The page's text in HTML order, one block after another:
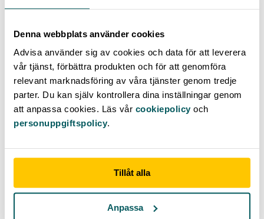
Denna webbplats använder cookies
Advisa använder sig av cookies och data för att leverera
vår tjänst, förbättra produkten och för att genomföra
relevant marknadsföring av våra tjänster genom tredje
parter. Du kan själv kontrollera dina inställningar genom
att anpassa cookies. Läs vår cookiepolicyoch
personuppgiftspolicy.
Tillåt alla
Anpassa
Hur du undviker att få för många
kreditupplysningar
Det du absolut bör undvika är att fortsätta ansöka om lån på lån trots
att du får avslag. För varje låneansökan registreras allt fler
förfrågningar vilket blir en ond cirkel där din kreditvärdighet
Istället finns det ett par tips som du bör ha i åtanke för att öka
chanserna till samlingslån trots många kreditupplysningar:
Använd en låneförmedlare för att öka chanserna till att hitta
rätt långivare för dig, med bara en kreditupplysning.
Undvik onödiga lån, kreditkort och abonnemang.
Går det att samla lån utan UC?